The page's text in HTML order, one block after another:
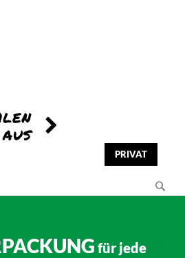
PRIVAT
für jede